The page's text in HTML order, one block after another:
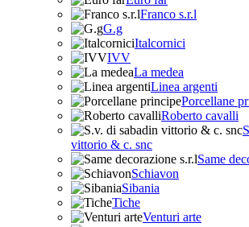
Franco s.r.l
G.g
Italcornici
IVV
La medea
Linea argenti
Porcellane
Roberto cavalli
vittorio & c. snc
Same
Schiavon
Sibania
Tiche
Venturi arte